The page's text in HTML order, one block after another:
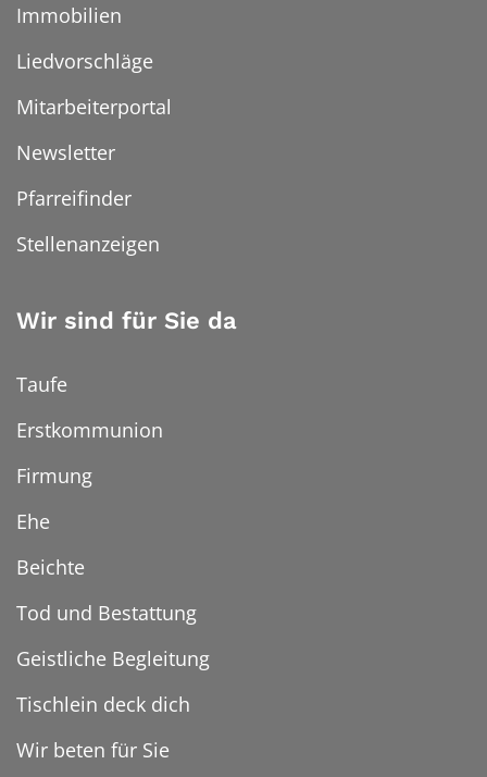
Immobilien
Liedvorschläge
Mitarbeiterportal
Newsletter
Pfarreifinder
Stellenanzeigen
Wir sind für Sie da
Taufe
Erstkommunion
Firmung
Ehe
Beichte
Tod und Bestattung
Geistliche Begleitung
Tischlein deck dich
Wir beten für Sie